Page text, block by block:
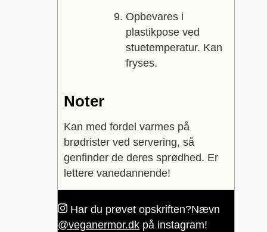
Opbevares i
plastikpose ved
stuetemperatur. Kan
fryses.
Noter
Kan med fordel varmes på
brødrister ved servering, så
genfinder de deres sprødhed. Er
lettere vanedannende!
Har du prøvet opskriften?Nævn
@veganermor.dk på instagram!